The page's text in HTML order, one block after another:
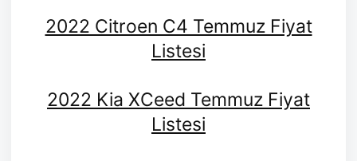
2022 Citroen C4 Temmuz Fiyat
Listesi
2022 Kia XCeed Temmuz Fiyat
Listesi